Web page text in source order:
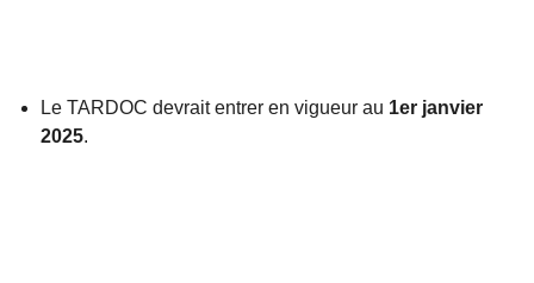
Le TARDOC devrait entrer en vigueur au 1er janvier
2025.